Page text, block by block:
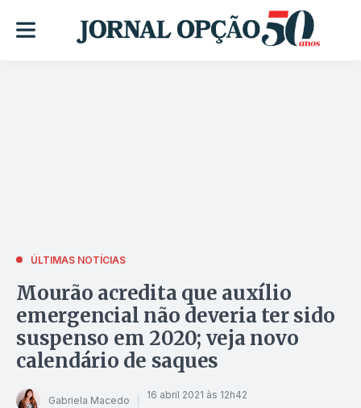
ÚLTIMAS NOTÍCIAS
Mourão acredita que auxílio
emergencial não deveria ter sido
suspenso em 2020; veja novo
calendário de saques
Gabriela Macedo 16 abril 2021 às 12h42